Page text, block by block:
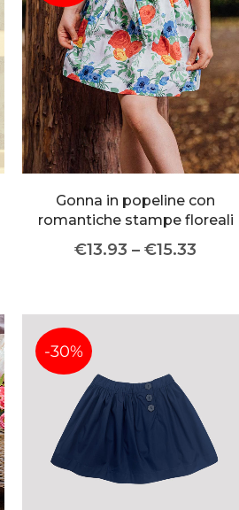
BERMUDA E SHORTS
COSTUMI
POLO
T-SHIRT
FELPE E GIACCHE
BERMUDA E SHORTS
COSTUMI
POLO
T-SHIRT
FELPE E GIACCHE
Gonna in popeline con
romantiche stampe floreali
€13.93 –€15.33
-30%